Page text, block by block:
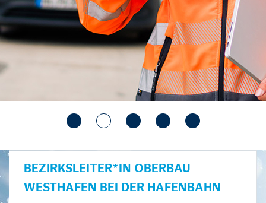
BEZIRKSLEITER*IN OBERBAU
WESTHAFEN BEI DER HAFENBAHN